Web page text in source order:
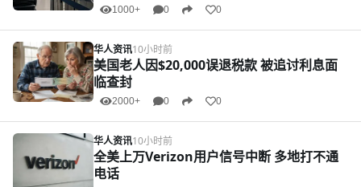
1000+ 0 0
华人资讯10小时前
美国老人因$20,000误退税款 被追讨利息面
临查封
2000+ 0 0
华人资讯10小时前
全美上万Verizon用户信号中断 多地打不通
电话